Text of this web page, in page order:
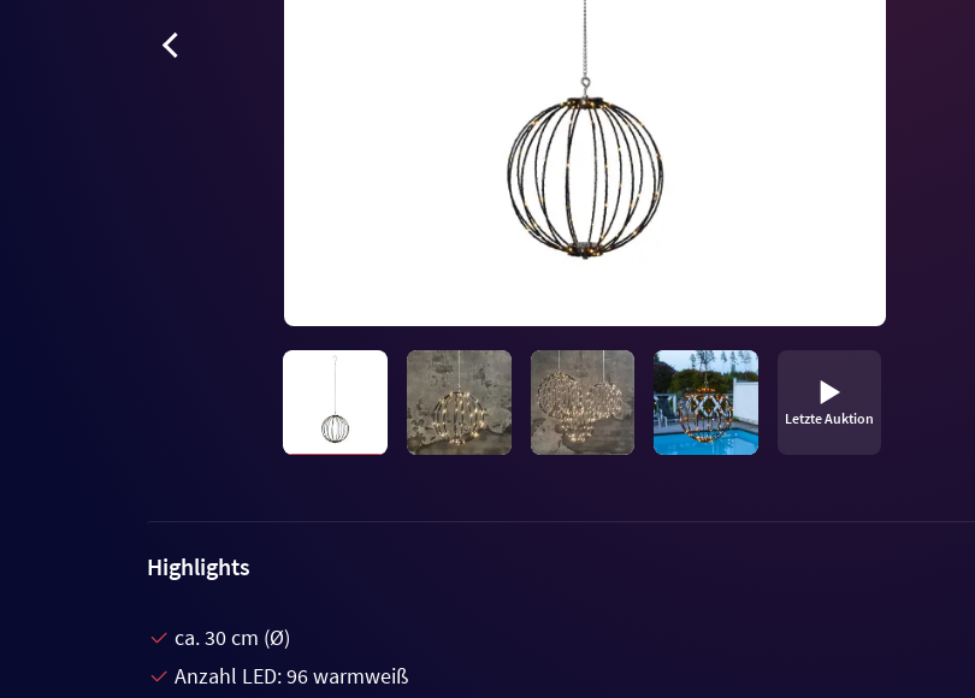
Letzte Auktion
Highlights
ca. 30 cm (Ø)
Anzahl LED: 96 warmweiß